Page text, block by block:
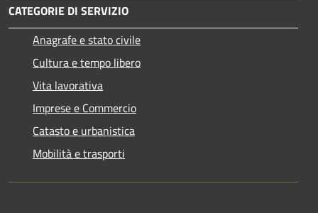
CATEGORIE DI SERVIZIO
Anagrafe e stato civile
Cultura e tempo libero
Vita lavorativa
Imprese e Commercio
Catasto e urbanistica
Mobilità e trasporti